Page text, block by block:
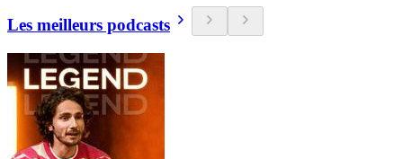
Les meilleurs podcasts